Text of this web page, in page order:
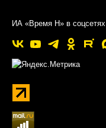
ИА «Время Н» в соцсетях